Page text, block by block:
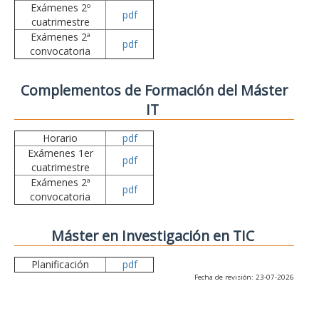
Exámenes 2º
cuatrimestre
pdf
Exámenes 2ª
convocatoria
pdf
Complementos de Formación del Máster
IT
Horario
pdf
Exámenes 1er
cuatrimestre
pdf
Exámenes 2ª
convocatoria
pdf
Máster en Investigación en TIC
Planificación pdf
Fecha de revisión: 23-07-2026